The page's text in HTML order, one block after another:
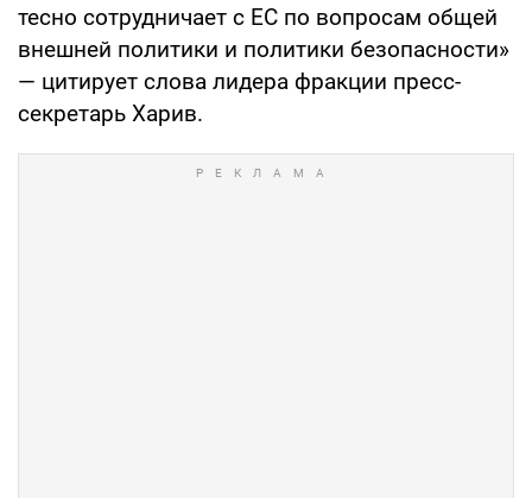
тесно сотрудничает с ЕС по вопросам общей
внешней политики и политики безопасности»
— цитирует слова лидера фракции пресс-
секретарь Харив.